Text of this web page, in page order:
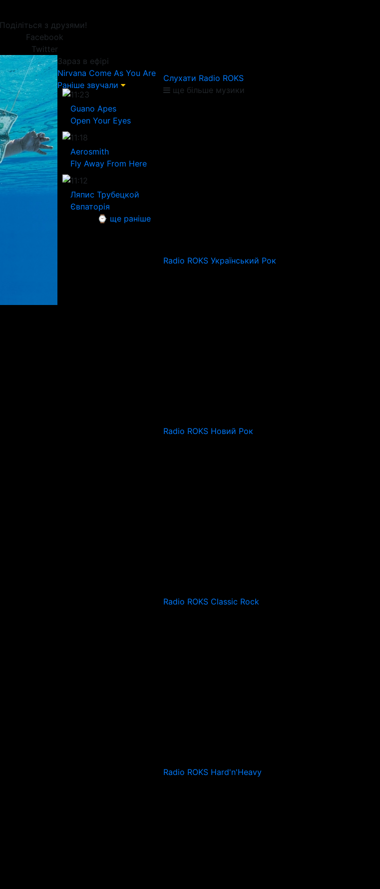
Поділіться з друзями!
Facebook
Twitter
Зараз в ефірі
Nirvana Come As You Are
Раніше звучали
11:23
Guano Apes
Open Your Eyes
11:18
Aerosmith
Fly Away From Here
11:12
Ляпис Трубецкой
Євпаторія
⌚ ще раніше
Слухати Radio ROKS
ще більше музики
Radio ROKS Український Рок
Radio ROKS Новий Рок
Radio ROKS Classic Rock
Radio ROKS Hard'n'Heavy